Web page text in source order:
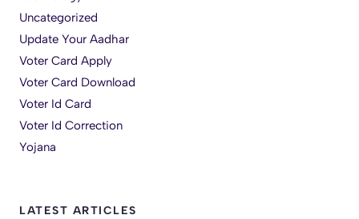
Uncategorized
Update Your Aadhar
Voter Card Apply
Voter Card Download
Voter Id Card
Voter Id Correction
Yojana
LATEST ARTICLES